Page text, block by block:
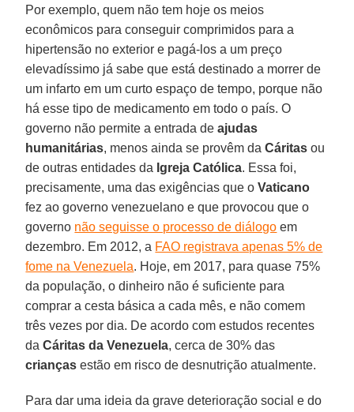
Por exemplo, quem não tem hoje os meios
econômicos para conseguir comprimidos para a
hipertensão no exterior e pagá-los a um preço
elevadíssimo já sabe que está destinado a morrer de
um infarto em um curto espaço de tempo, porque não
há esse tipo de medicamento em todo o país. O
governo não permite a entrada deajudas
humanitárias, menos ainda se provêm daCáritas ou
de outras entidades da Igreja Católica. Essa foi,
precisamente, uma das exigências que oVaticano
fez ao governo venezuelano e que provocou que o
governo não seguisse o processo de diálogo em
dezembro. Em 2012, a FAO registrava apenas 5% de
fome na Venezuela. Hoje, em 2017, para quase 75%
da população, o dinheiro não é suficiente para
comprar a cesta básica a cada mês, e não comem
três vezes por dia. De acordo com estudos recentes
daCáritas da Venezuela, cerca de 30% das
crianças estão em risco de desnutrição atualmente.
Para dar uma ideia da grave deterioração social e do